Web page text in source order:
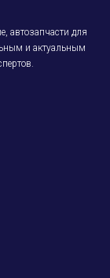
автозапчасти для
и актуальным